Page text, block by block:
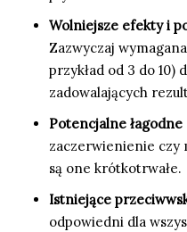
Wolniejsze efekty i
Zazwyczaj
przykład od 3 do 10)
zadowalających
Potencjalne
zaczerwienienie czy
są one krótkotrwałe.
Istniejące
odpowiedni dla